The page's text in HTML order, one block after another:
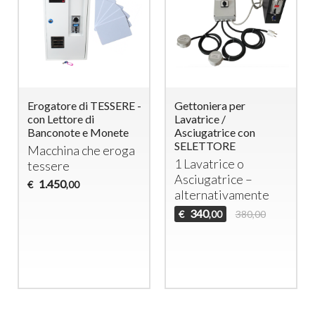
Erogatore di TESSERE -
con Lettore di
Banconote e Monete
Macchina che eroga
tessere
€ 1.450,00
Gettoniera per
Lavatrice /
Asciugatrice con
SELETTORE
1 Lavatrice o
Asciugatrice –
alternativamente
€ 340,00 380,00